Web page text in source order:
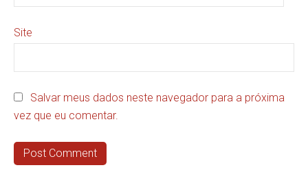
Site
Salvar meus dados neste navegador para a próxima
vez que eu comentar.